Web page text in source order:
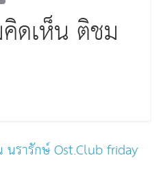
in
tดเห็น ติชม
นรารักษ์ Ost.Club friday